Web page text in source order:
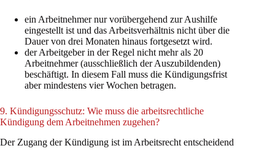
ein Arbeitnehmer nur vorübergehend zur Aushilfe
eingestellt ist und das Arbeitsverhältnis nicht über die
Dauer von drei Monaten hinaus fortgesetzt wird.
der Arbeitgeber in der Regel nicht mehr als 20
Arbeitnehmer (ausschließlich der Auszubildenden)
beschäftigt. In diesem Fall muss die Kündigungsfrist
aber mindestens vier Wochen betragen.
9. Kündigungsschutz: Wie muss die arbeitsrechtliche
Kündigung dem Arbeitnehmen zugehen?
Der Zugang der Kündigung ist im Arbeitsrecht entscheidend